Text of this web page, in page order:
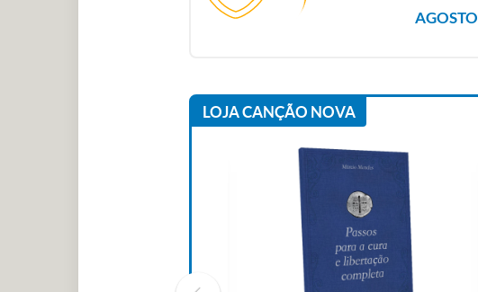
AGOSTO
LOJA CANÇÃO NOVA